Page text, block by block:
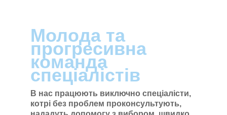
Молода та
прогресивна
команда
спеціалістів
В нас працюють виключно спеціалісти,
котрі без проблем проконсультують,